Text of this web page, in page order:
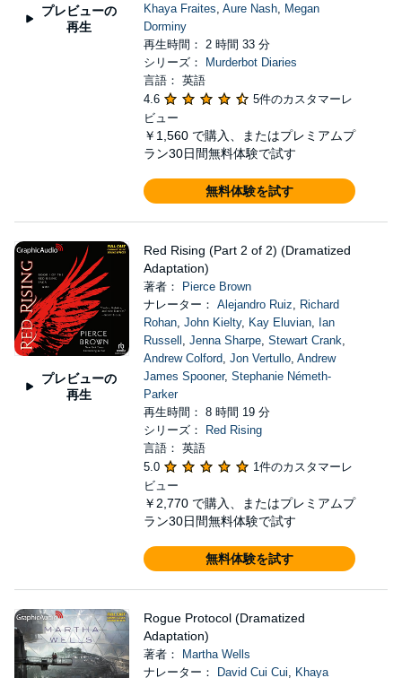
プレビューの
再生
Khaya Fraites, Aure Nash, Megan
Dorminy
再生時間： 2 時間 33 分
シリーズ：
Murderbot Diaries
言語： 英語
4.6
5件のカスタマーレ
ビュー
￥1,560 で購入、またはプレミアムプ
ラン30日間無料体験で試す
無料体験を試す
プレビューの
再生
Red Rising (Part 2 of 2) (Dramatized
Adaptation)
著者：
Pierce Brown
ナレーター： Alejandro Ruiz, Richard
Rohan, John Kielty, Kay Eluvian, Ian
Russell , Jenna Sharpe, Stewart Crank,
Andrew Colford, Jon Vertullo, Andrew
James Spooner, Stephanie Németh-
Parker
再生時間： 8 時間 19 分
シリーズ：
Red Rising
言語： 英語
5.0
1件のカスタマーレ
ビュー
￥2,770 で購入、またはプレミアムプ
ラン30日間無料体験で試す
無料体験を試す
Rogue Protocol (Dramatized
Adaptation)
著者：
Martha Wells
ナレーター：
David Cui Cui, Khaya